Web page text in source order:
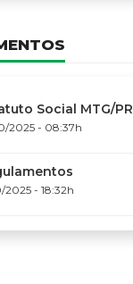
Social MTG/PR
2025 - 08:37h
2025 - 18:32h